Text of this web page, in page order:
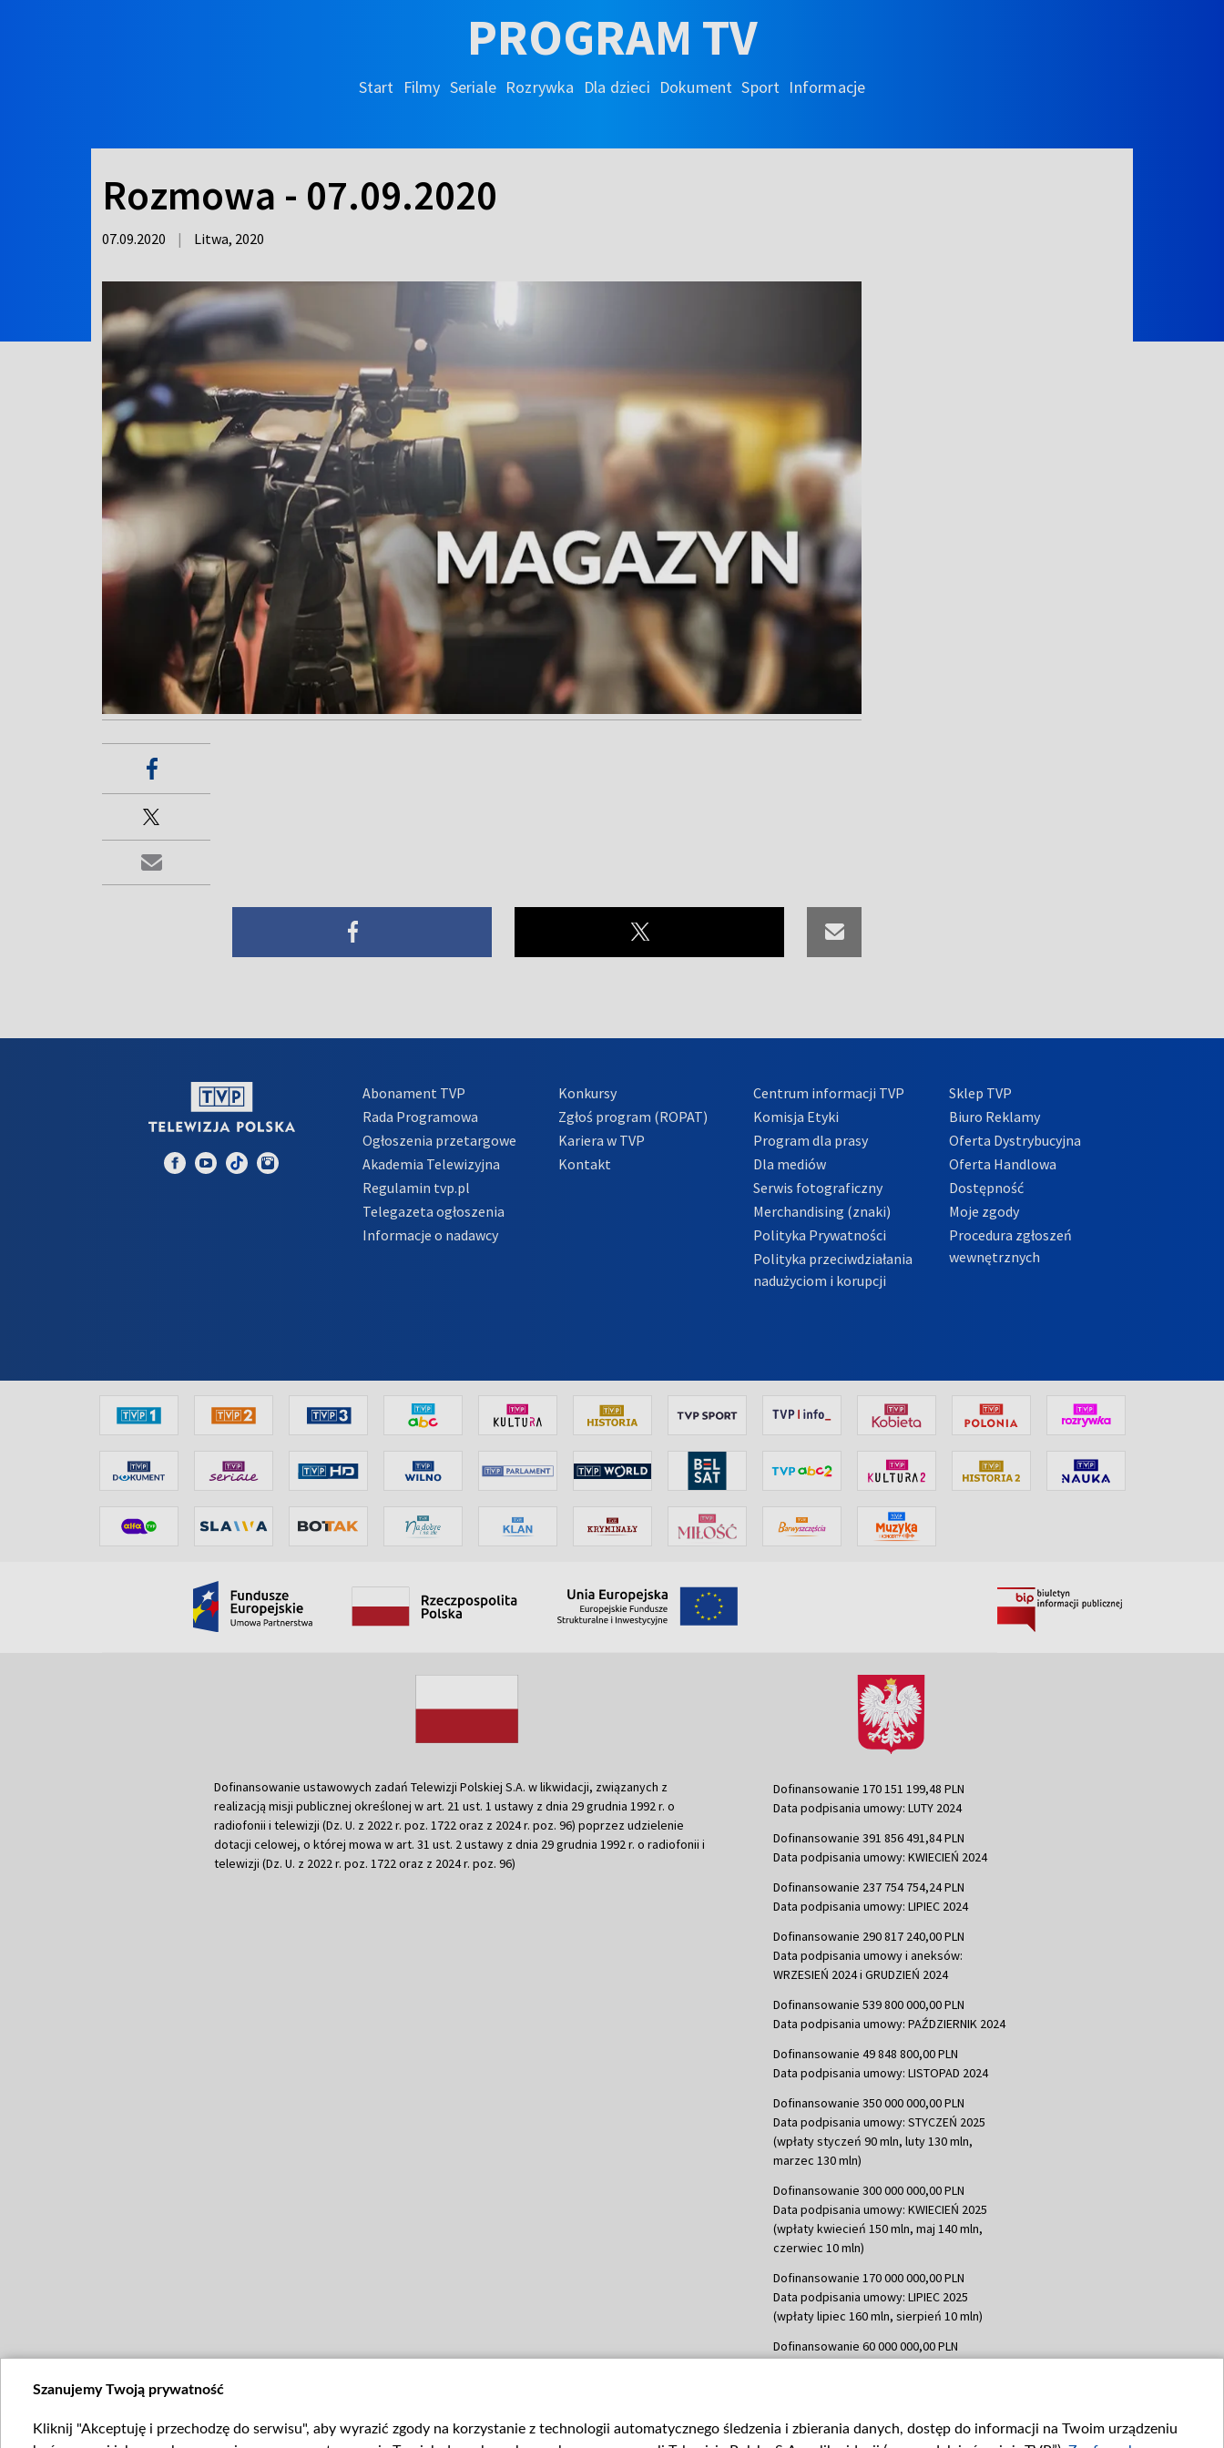
PROGRAM TV
Start Filmy Seriale Rozrywka Dla dzieci Dokument Sport Informacje
Rozmowa - 07.09.2020
07.09.2020 | Litwa, 2020
Abonament TVP
Rada Programowa
Ogłoszenia przetargowe
Akademia Telewizyjna
Regulamin tvp.pl
Telegazeta ogłoszenia
Informacje o nadawcy
Konkursy
Zgłoś program (ROPAT)
Kariera w TVP
Kontakt
Centrum informacji TVP
Komisja Etyki
Program dla prasy
Dla mediów
Serwis fotograficzny
Merchandising (znaki)
Polityka Prywatności
Polityka przeciwdziałania
nadużyciom i korupcji
Sklep TVP
Biuro Reklamy
Oferta Dystrybucyjna
Oferta Handlowa
Dostępność
Moje zgody
Procedura zgłoszeń
wewnętrznych
Dofinansowanie ustawowych zadań Telewizji Polskiej S.A. w likwidacji, związanych z
realizacją misji publicznej określonej w art. 21 ust. 1 ustawy z dnia 29 grudnia 1992 r. o
radiofonii i telewizji (Dz. U. z 2022 r. poz. 1722 oraz z 2024 r. poz. 96) poprzez udzielenie
dotacji celowej, o której mowa w art. 31 ust. 2 ustawy z dnia 29 grudnia 1992 r. o radiofonii i
telewizji (Dz. U. z 2022 r. poz. 1722 oraz z 2024 r. poz. 96)
Dofinansowanie 170 151 199,48 PLN
Data podpisania umowy: LUTY 2024
Dofinansowanie 391 856 491,84 PLN
Data podpisania umowy: KWIECIEŃ 2024
Dofinansowanie 237 754 754,24 PLN
Data podpisania umowy: LIPIEC 2024
Dofinansowanie 290 817 240,00 PLN
Data podpisania umowy i aneksów:
WRZESIEŃ 2024 i GRUDZIEŃ 2024
Dofinansowanie 539 800 000,00 PLN
Data podpisania umowy: PAŹDZIERNIK 2024
Dofinansowanie 49 848 800,00 PLN
Data podpisania umowy: LISTOPAD 2024
Dofinansowanie 350 000 000,00 PLN
Data podpisania umowy: STYCZEŃ 2025
(wpłaty styczeń 90 mln, luty 130 mln,
marzec 130 mln)
Dofinansowanie 300 000 000,00 PLN
Data podpisania umowy: KWIECIEŃ 2025
(wpłaty kwiecień 150 mln, maj 140 mln,
czerwiec 10 mln)
Dofinansowanie 170 000 000,00 PLN
Data podpisania umowy: LIPIEC 2025
(wpłaty lipiec 160 mln, sierpień 10 mln)
Dofinansowanie 60 000 000,00 PLN
Data podpisania umowy: WRZESIEŃ 2025
Szanujemy Twoją prywatność
Kliknij "Akceptuję i przechodzę do serwisu", aby wyrazić zgody na korzystanie z technologii automatycznego śledzenia i zbierania danych, dostęp do informacji na Twoim urządzeniu